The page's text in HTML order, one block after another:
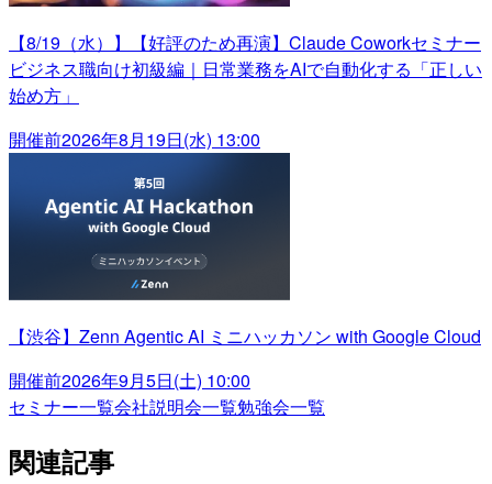
【8/19（水）】【好評のため再演】Claude Coworkセミナー
ビジネス職向け初級編｜日常業務をAIで自動化する「正しい
始め方」
開催前2026年8月19日(水) 13:00
【渋谷】Zenn Agentic AI ミニハッカソン with Google Cloud
開催前2026年9月5日(土) 10:00
セミナー一覧会社説明会一覧勉強会一覧
関連記事